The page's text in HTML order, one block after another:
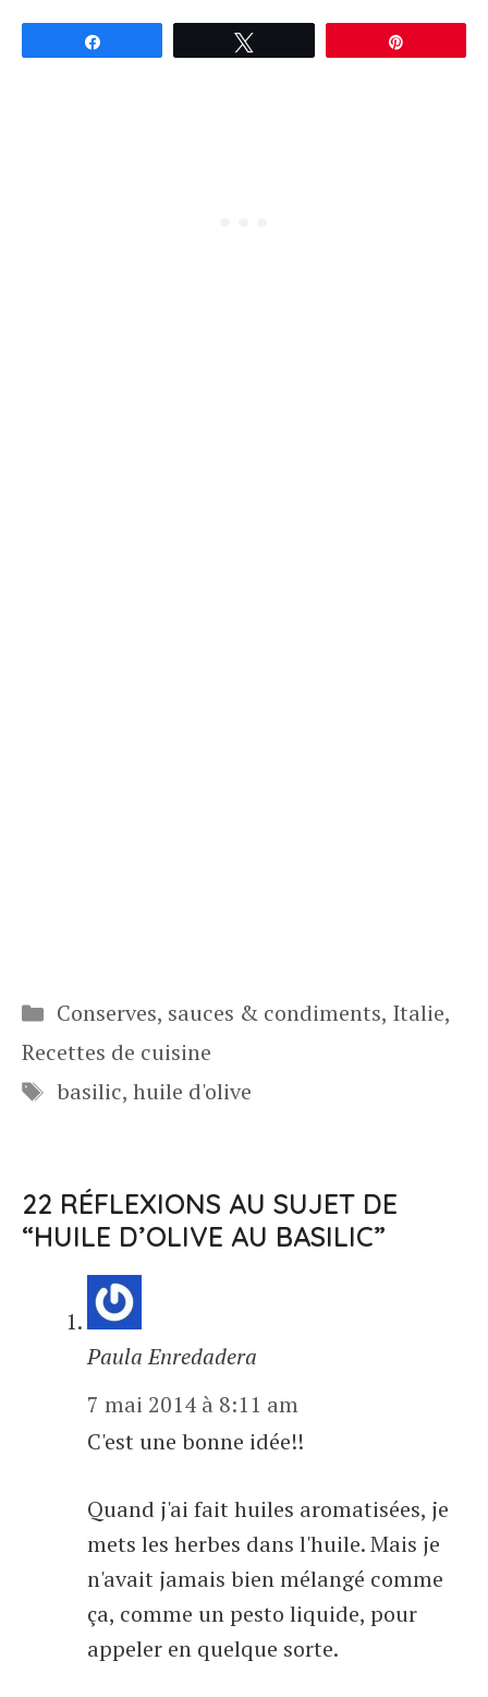
Catégories
Conserves, sauces & condiments, Italie,
Recettes de cuisine
Étiquettes
basilic, huile d'olive
22 RÉFLEXIONS AU SUJET DE
“HUILE D’OLIVE AU BASILIC”
Paula Enredadera
7 mai 2014 à 8:11 am
C'est une bonne idée!!
Quand j'ai fait huiles aromatisées, je
mets les herbes dans l'huile. Mais je
n'avait jamais bien mélangé comme
ça, comme un pesto liquide, pour
appeler en quelque sorte.